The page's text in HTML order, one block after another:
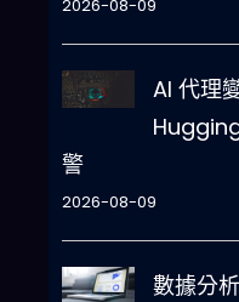
2026-08-09
AI 代理
警
2026-08-09
數據分